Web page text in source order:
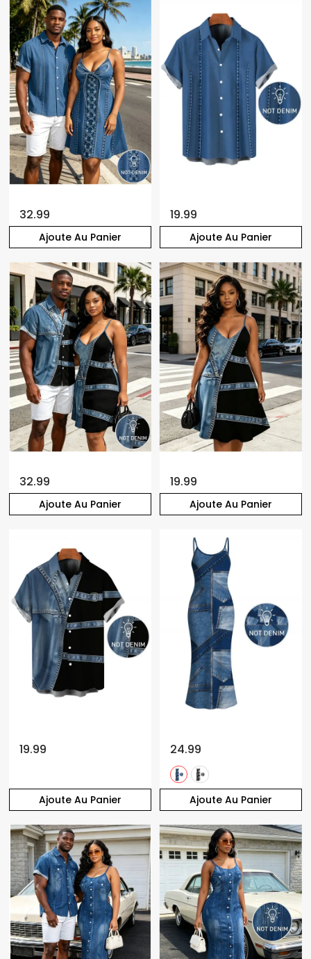
Ajoute Au Panier
32.99
Ajoute Au Panier
19.99
Ajoute Au Panier
32.99
Ajoute Au Panier
19.99
Ajoute Au Panier
19.99
Ajoute Au Panier
24.99